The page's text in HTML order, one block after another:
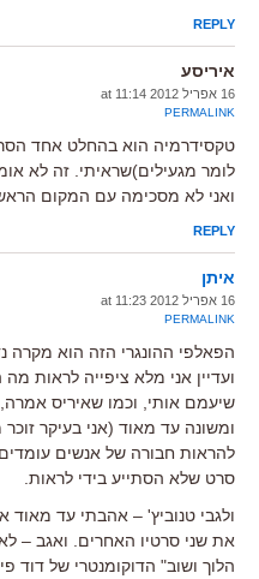
REPLY
איריסע
16 אפריל 2012 at 11:14
PERMALINK
טקסידרמיה הוא בהחלט אחד
לומר מגעילים)שראיתי. זה לא
ואני לא מסכימה עם המקום הראשון של 100 סרטי
REPLY
איתן
16 אפריל 2012 at 11:23
PERMALINK
הפאלפי ההונגרי הזה הוא מקרה
ועדיין אני מלא ציפייה לראות
שיעמם אותי, וכמו שאיריס
להראות חבורה של אנשים
סרט שלא הסתייע בידי לראות.
ולגבי טנוביץ' – אהבתי עד
את שני סרטיו האחרים. ואגב –
הלוך ושוב" הדוקומנטרי של דוד